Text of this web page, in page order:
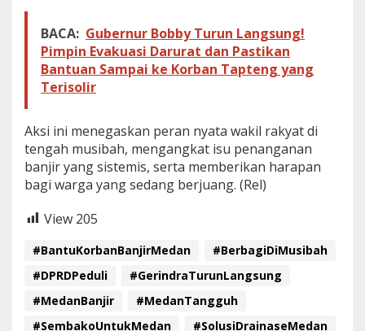
r
M
e
d
BACA: Gubernur Bobby Turun Langsung!
Pimpin Evakuasi Darurat dan Pastikan
Bantuan Sampai ke Korban Tapteng yang
Terisolir
Aksi ini menegaskan peran nyata wakil rakyat di
tengah musibah, mengangkat isu penanganan
banjir yang sistemis, serta memberikan harapan
bagi warga yang sedang berjuang. (Rel)
View 205
#BantuKorbanBanjirMedan
#BerbagiDiMusibah
#DPRDPeduli
#GerindraTurunLangsung
#MedanBanjir
#MedanTangguh
#SembakoUntukMedan
#SolusiDrainaseMedan